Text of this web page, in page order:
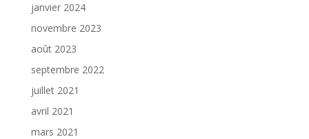
janvier 2024
novembre 2023
août 2023
septembre 2022
juillet 2021
avril 2021
mars 2021